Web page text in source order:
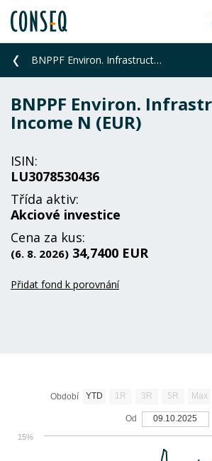
BNPPF Environ. Infrastructure Income N (EUR)
BNPPF Environ.
Income N (EUR)
ISIN:
LU3078530436
Třída aktiv:
Akciové investice
Cena za kus:
(6. 8. 2026) 34,7400 EUR
Přidat fond k porovnání
15%
Období YTD 1R 3R 5R Max
Od 09.10.2025